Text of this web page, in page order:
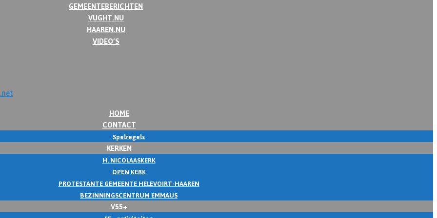
GEMEENTEBERICHTEN
VUGHT.NU
HAAREN.NU
VIDEO’S
HOME
CONTACT
Spelregels
KERKEN
H. NICOLAASKERK
OPEN KERK
PROTESTANTE GEMEENTE HELEVOIRT-HAAREN
BEZINNINGSCENTRUM EMMAUS
V55+